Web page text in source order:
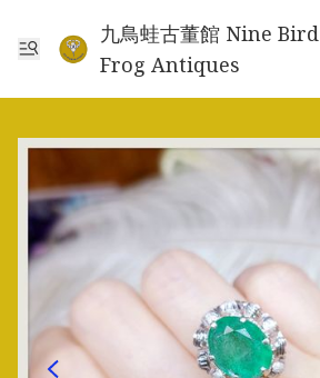
九鳥蛙古董館 Nine Bird
Frog Antiques